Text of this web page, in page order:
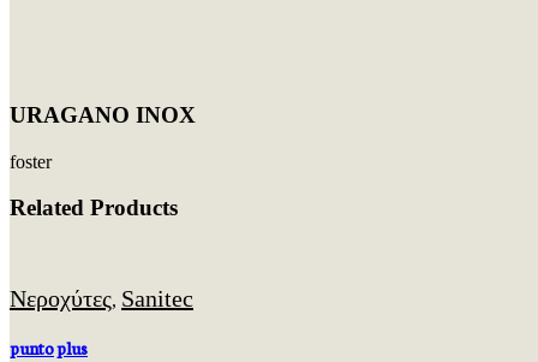
URAGANO INOX
foster
Related Products
Νεροχύτες, Sanitec
punto plus